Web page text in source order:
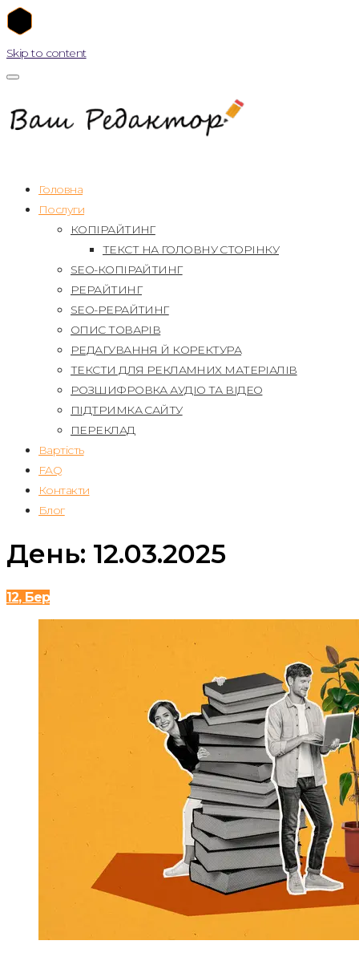
Skip to content
Головна
Послуги
КОПІРАЙТИНГ
ТЕКСТ НА ГОЛОВНУ СТОРІНКУ
SEO-КОПІРАЙТИНГ
РЕРАЙТИНГ
SEO-РЕРАЙТИНГ
ОПИС ТОВАРІВ
РЕДАГУВАННЯ Й КОРЕКТУРА
ТЕКСТИ ДЛЯ РЕКЛАМНИХ МАТЕРІАЛІВ
РОЗШИФРОВКА АУДІО ТА ВІДЕО
ПІДТРИМКА САЙТУ
ПЕРЕКЛАД
Вартість
FAQ
Контакти
Блог
День: 12.03.2025
12, Бер